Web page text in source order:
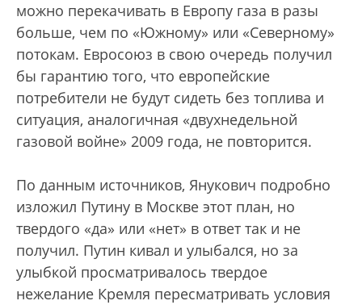
можно перекачивать в Европу газа в разы
больше, чем по «Южному» или «Северному»
потокам. Евросоюз в свою очередь получил
бы гарантию того, что европейские
потребители не будут сидеть без топлива и
ситуация, аналогичная «двухнедельной
газовой войне» 2009 года, не повторится.
По данным источников, Янукович подробно
изложил Путину в Москве этот план, но
твердого «да» или «нет» в ответ так и не
получил. Путин кивал и улыбался, но за
улыбкой просматривалось твердое
нежелание Кремля пересматривать условия